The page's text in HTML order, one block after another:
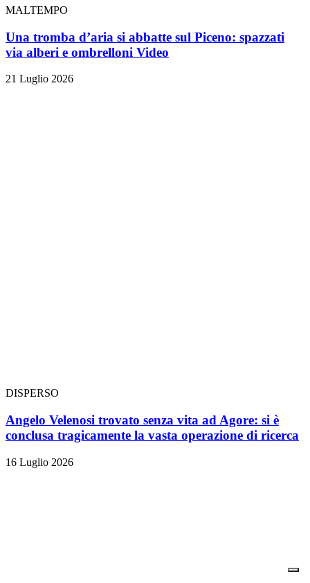
MALTEMPO
Una tromba d’aria si abbatte sul Piceno: spazzati
via alberi e ombrelloni Video
21 Luglio 2026
DISPERSO
Angelo Velenosi trovato senza vita ad Agore: si è
conclusa tragicamente la vasta operazione di ricerca
16 Luglio 2026